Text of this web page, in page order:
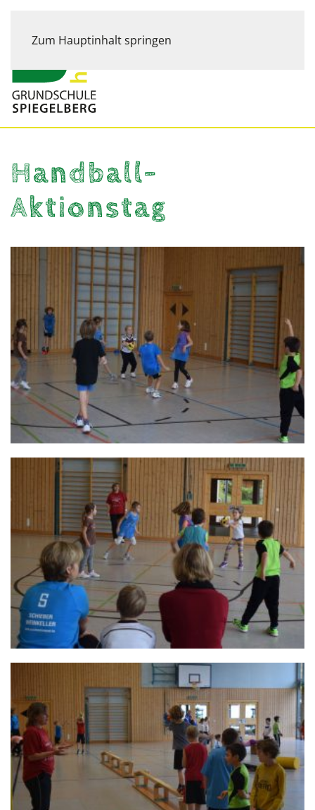
Zum Hauptinhalt springen
Handball-
Aktionstag